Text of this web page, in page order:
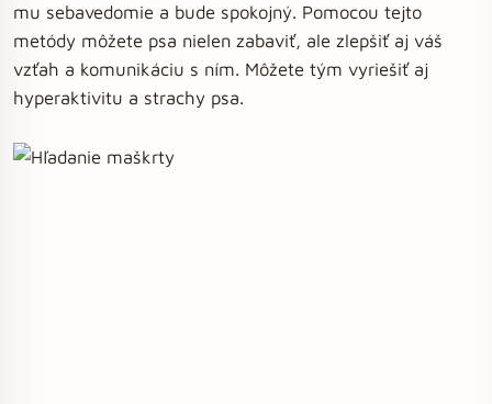
mu sebavedomie a bude spokojný. Pomocou tejto
metódy môžete psa nielen zabaviť, ale zlepšiť aj váš
vzťah a komunikáciu s ním. Môžete tým vyriešiť aj
hyperaktivitu a strachy psa.